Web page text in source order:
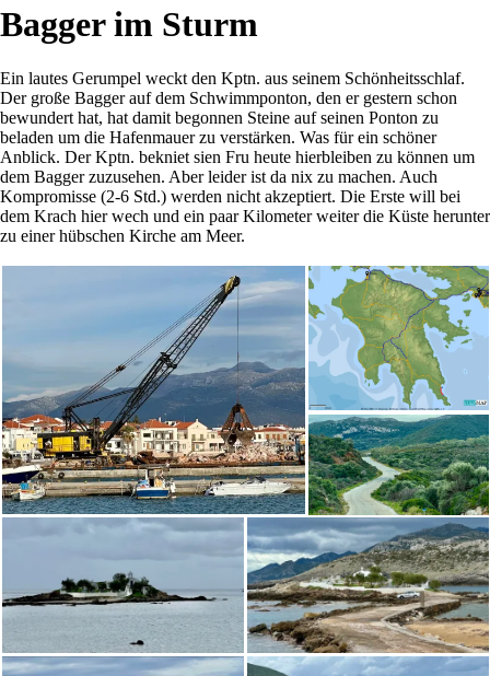
Bagger im Sturm
Ein lautes Gerumpel weckt den Kptn. aus seinem Schönheitsschlaf.
Der große Bagger auf dem Schwimmponton, den er gestern schon
bewundert hat, hat damit begonnen Steine auf seinen Ponton zu
beladen um die Hafenmauer zu verstärken. Was für ein schöner
Anblick. Der Kptn. bekniet sien Fru heute hierbleiben zu können um
dem Bagger zuzusehen. Aber leider ist da nix zu machen. Auch
Kompromisse (2-6 Std.) werden nicht akzeptiert. Die Erste will bei
dem Krach hier wech und ein paar Kilometer weiter die Küste herunter
zu einer hübschen Kirche am Meer.